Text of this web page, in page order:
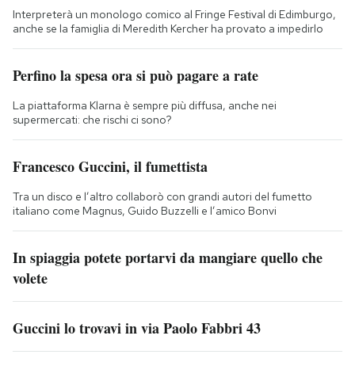
Interpreterà un monologo comico al Fringe Festival di Edimburgo,
anche se la famiglia di Meredith Kercher ha provato a impedirlo
Perfino la spesa ora si può pagare a rate
La piattaforma Klarna è sempre più diffusa, anche nei
supermercati: che rischi ci sono?
Francesco Guccini, il fumettista
Tra un disco e l’altro collaborò con grandi autori del fumetto
italiano come Magnus, Guido Buzzelli e l’amico Bonvi
In spiaggia potete portarvi da mangiare quello che
volete
Guccini lo trovavi in via Paolo Fabbri 43